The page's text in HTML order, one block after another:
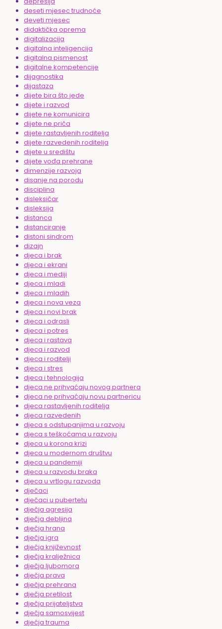
deseti mjesec trudnoće
deveti mjesec
didaktička oprema
digitalizacija
digitalna inteligencija
digitalna pismenost
digitalne kompetencije
dijagnostika
dijastaza
dijete bira što jede
dijete i razvod
dijete ne komunicira
dijete ne priča
dijete rastavljenih roditelja
dijete razvedenih roditelja
dijete u središtu
dijete vođa prehrane
dimenzije razvoja
disanje na porodu
disciplina
disleksičar
disleksija
distanca
distanciranje
distoni sindrom
dizajn
djeca i brak
djeca i ekrani
djeca i mediji
djeca i mladi
djeca i mladih
djeca i nova veza
djeca i novi brak
djeca i odrasli
djeca i potres
djeca i rastava
djeca i razvod
djeca i roditelji
djeca i stres
djeca i tehnologija
djeca ne prihvaćaju novog partnera
djeca ne prihvaćaju novu partnericu
djeca rastavljenih roditelja
djeca razvedenih
djeca s odstupanjima u razvoju
djeca s teškoćama u razvoju
djeca u korona krizi
djeca u modernom društvu
djeca u pandemiji
djeca u razvodu braka
djeca u vrtlogu razvoda
dječaci
dječaci u pubertetu
dječja agresija
dječja debljina
dječja hrana
dječja igra
dječja književnost
dječja kralježnica
dječja ljubomora
dječja prava
dječja prehrana
dječja pretilost
dječja prijateljstva
dječja samosvijest
dječja trauma